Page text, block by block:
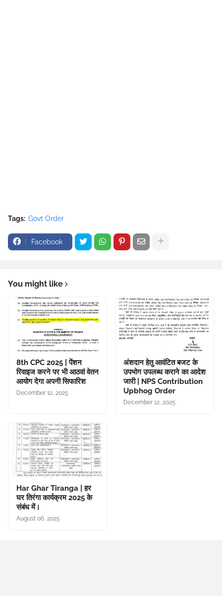
Tags: Govt Order
Facebook
You might like
8th CPC 2025 | पेंशन
रिवाइज करने पर भी आठवां वेतन
आयोग देगा अपनी सिफारिश
December 12, 2025
अंशदान हेतु आवंटित बजट के
उपभोग उपलब्ध कराने का आदेश
जारी | NPS Contribution
Upbhog Order
December 12, 2025
Har Ghar Tiranga | हर
घर तिरंगा कार्यक्रम 2025 के
संबंध में।
August 06, 2025